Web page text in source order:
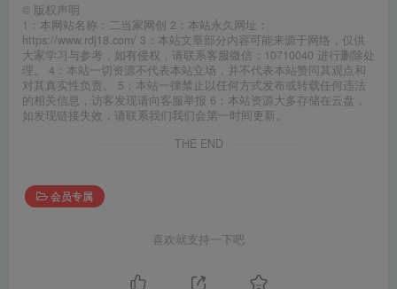
© 版权声明
1：本网站名称：二当家网创 2：本站永久网址：
https://www.rdj18.com/ 3：本站文章部分内容可能来源于网络，仅供
大家学习与参考，如有侵权，请联系客服微信：10710040 进行删除处
理。 4：本站一切资源不代表本站立场，并不代表本站赞同其观点和
对其真实性负责。 5：本站一律禁止以任何方式发布或转载任何违法
的相关信息，访客发现请向客服举报 6：本站资源大多存储在云盘，
如发现链接失效，请联系我们我们会第一时间更新。
THE END
会员专属
喜欢就支持一下吧